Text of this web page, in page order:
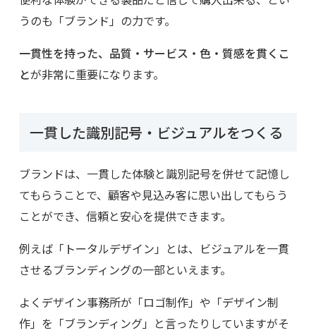
うのも「ブランド」の力です。
一貫性を持った、品質・サービス・色・質感を貫くこ
とが非常に重要になります。
一貫した識別記号・ビジュアルをつくる
ブランドは、一貫した体験と識別記号を併せて記憶し
てもらうことで、顧客や見込み客に思い出してもらう
ことができ、信頼と安心を提供できます。
例えば「トータルデザイン」とは、ビジュアルを一貫
させるブランディングの一部といえます。
よくデザイン事務所が「ロゴ制作」や「デザイン制
作」を「ブランディング」と言ったりしていますがそ